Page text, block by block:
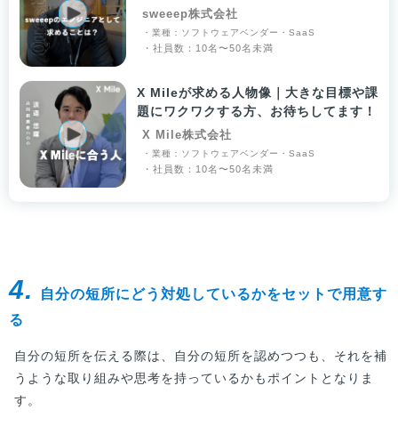
募集！
sweeep株式会社
・業種：ソフトウェアベンダー・SaaS
・社員数：10名〜50名未満
X Mileが求める人物像｜大きな目標や課
題にワクワクする方、お待ちしてます！
X Mile株式会社
・業種：ソフトウェアベンダー・SaaS
・社員数：10名〜50名未満
4.
自分の短所にどう対処しているかをセットで用意す
る
自分の短所を伝える際は、自分の短所を認めつつも、それを補
うような取り組みや思考を持っているかもポイントとなりま
す。